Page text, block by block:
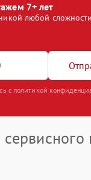
7+ лет
любой сложности
с политикой